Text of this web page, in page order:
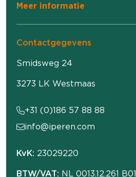
Meer informatie
Contactgegevens
Smidsweg 24
3273 LK Westmaas
KvK: 23029220
BTW/VAT: NL 0013.12.261 B01
+31 (0)186 57 88 88
info@iperen.com